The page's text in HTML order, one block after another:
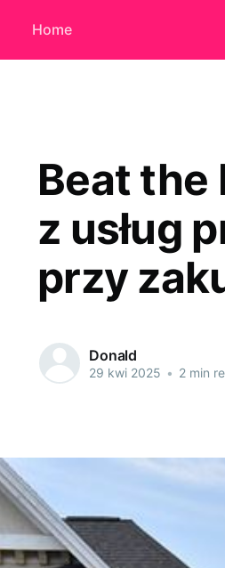
Home
Beat the
z usług
przy
Donald
29 kwi 2025 • 2 min